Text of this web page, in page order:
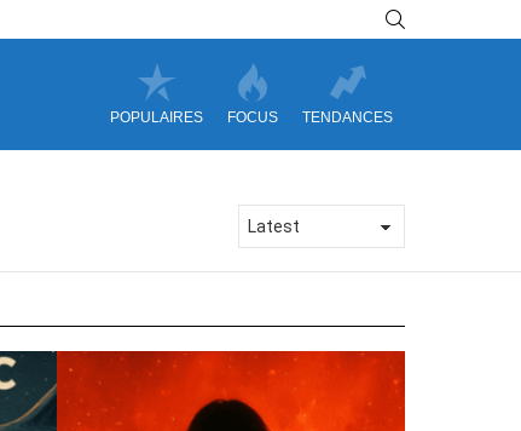
POPULAIRES FOCUS TENDANCES